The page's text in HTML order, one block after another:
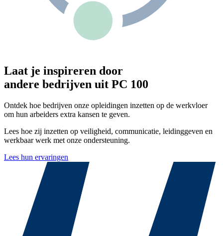
Laat je inspireren door
andere bedrijven uit PC 100
Ontdek hoe bedrijven onze opleidingen inzetten op de werkvloer
om hun arbeiders extra kansen te geven.
Lees hoe zij inzetten op veiligheid, communicatie, leidinggeven en
werkbaar werk met onze ondersteuning.
Lees hun ervaringen